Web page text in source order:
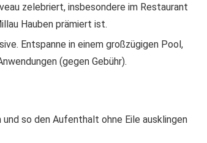
zelebriert, insbesondere im Restaurant
Hauben prämiert ist.
Entspanne in einem großzügigen Pool,
(gegen Gebühr).
so den Aufenthalt ohne Eile ausklingen